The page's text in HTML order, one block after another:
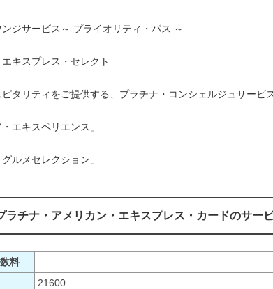
ジサービス～ プライオリティ・パス ～
キスプレス・セレクト
タリティをご提供する、プラチナ・コンシェルジュサービ
・エキスペリエンス」
グルメセレクション」
ラチナ・アメリカン・エキスプレス・カードのサー
料
21600